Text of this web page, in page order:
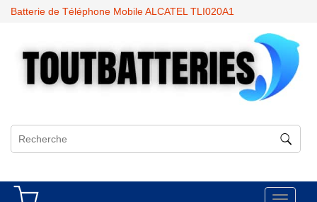
Batterie de Téléphone Mobile ALCATEL TLI020A1